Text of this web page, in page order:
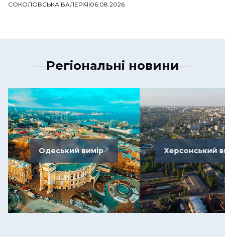
СОКОЛОВСЬКА ВАЛЕРІЯ|06.08.2026
Регіональні новини
Одеський вимір Херсонський